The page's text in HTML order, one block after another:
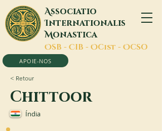
Associatio
Internationalis
Monastica
OSB - CIB - OCist - OCSO
APOIE-NOS
< Retour
Chittoor
Índia